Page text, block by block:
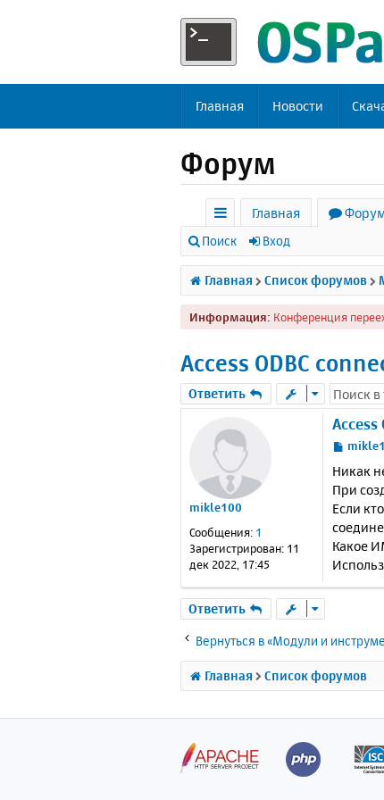
Главная Новости
Форум
с
ы
л
к
Главная
Поиск Вход
Главная Список форумов
Информация: Конференция
Access ODBC
Ответить
mikle100
Сообщения: 1
Зарегистрирован: 11
дек 2022, 17:45
Access
С
о
б
щ
е
н
е
Никак
При
Если
Какое
Ответить
Вернуться в «Модули и
Главная Список форумов